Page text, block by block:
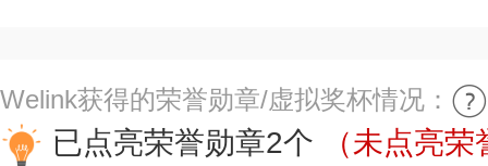
Welink获得的荣誉勋章/虚拟奖杯情况：
已点亮荣誉勋章2个 （未点亮